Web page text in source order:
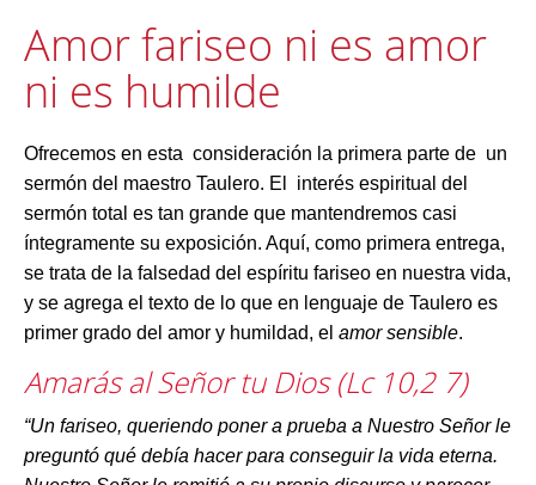
Amor fariseo ni es amor
ni es humilde
Ofrecemos en esta consideración la primera parte de un
sermón del maestro Taulero. El interés espiritual del
sermón total es tan grande que mantendremos casi
íntegramente su exposición. Aquí, como primera entrega,
se trata de la falsedad del espíritu fariseo en nuestra vida,
y se agrega el texto de lo que en lenguaje de Taulero es
primer grado del amor y humildad, el amor sensible.
Amarás al Señor tu Dios (Lc 10,2 7)
“Un fariseo, queriendo poner a prueba a Nuestro Señor le
preguntó qué debía hacer para conseguir la vida eterna.